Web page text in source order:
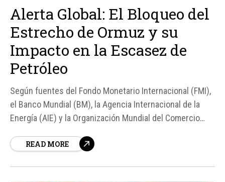
Alerta Global: El Bloqueo del
Estrecho de Ormuz y su
Impacto en la Escasez de
Petróleo
Según fuentes del Fondo Monetario Internacional (FMI),
el Banco Mundial (BM), la Agencia Internacional de la
Energía (AIE) y la Organización Mundial del Comercio
guerra entre Estados Unidos, Israel e Irán ha generado
READ MORE